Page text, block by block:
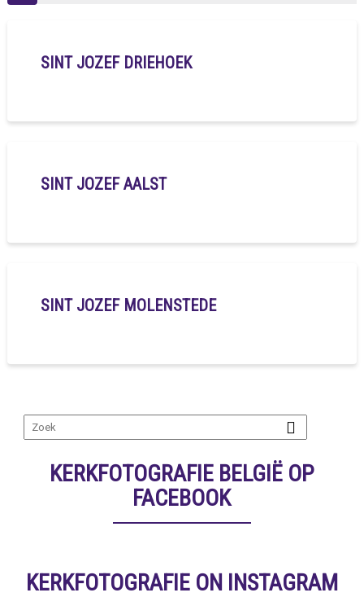
SINT JOZEF DRIEHOEK
SINT JOZEF AALST
SINT JOZEF MOLENSTEDE
KERKFOTOGRAFIE BELGIË OP
FACEBOOK
KERKFOTOGRAFIE ON INSTAGRAM